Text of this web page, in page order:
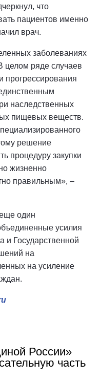
что
пациентов именно
врач.
заболеваниях
целом ряде случаев
прогрессирования
наследственных
пищевых веществ.
решение
процедуру закупки
жизненно
правильным», –
один
усилия
и Государственной
на
на усиление
России»
часть